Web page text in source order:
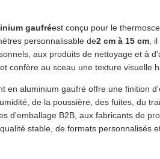
gaufréest conçu pour le
personnalisable de2 cm à 15 cm ,
aux produits de nettoyage et à
confère au sceau une texture visuelle
en aluminium gaufré offre une finition
de la poussière, des fuites, du
d'emballage B2B, aux fabricants de
stable, de formats personnalisés